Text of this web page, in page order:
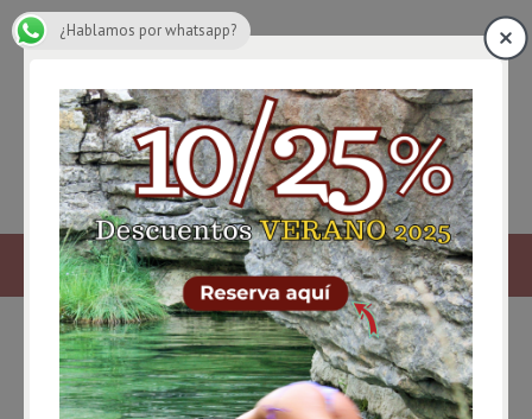
senderismo serrania de cuenca
¿Hablamos por whatsapp?